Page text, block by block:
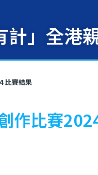
計」全港
比賽結果
作比賽